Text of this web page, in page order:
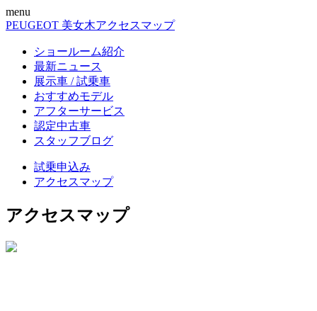
menu
PEUGEOT 美女木アクセスマップ
ショールーム紹介
最新ニュース
展示車 / 試乗車
おすすめモデル
アフターサービス
認定中古車
スタッフブログ
試乗申込み
アクセスマップ
アクセスマップ